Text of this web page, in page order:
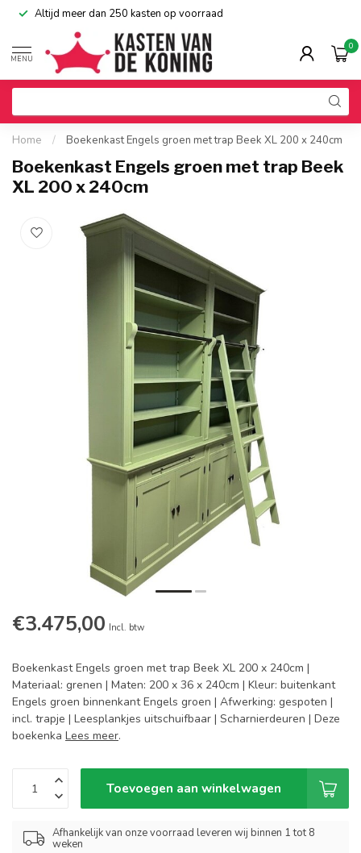
Altijd meer dan 250 kasten op voorraad
MENU
0
Home / Boekenkast Engels groen met trap Beek XL 200 x 240cm
Boekenkast Engels groen met trap Beek
XL 200 x 240cm
€3.475,00 Incl. btw
Boekenkast Engels groen met trap Beek XL 200 x 240cm |
Materiaal: grenen | Maten: 200 x 36 x 240cm | Kleur: buitenkant
Engels groen binnenkant Engels groen | Afwerking: gespoten |
incl. trapje | Leesplankjes uitschuifbaar | Scharnierdeuren | Deze
boekenka Lees meer.
Toevoegen aan winkelwagen
Afhankelijk van onze voorraad leveren wij binnen 1 tot 8
weken